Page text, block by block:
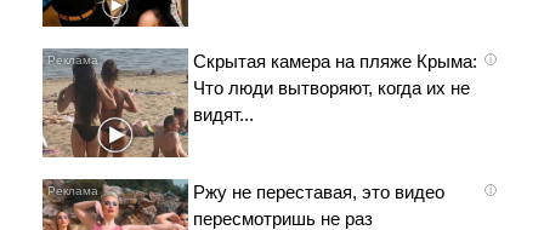
i
Скрытая камера на пляже Крыма:
Что люди вытворяют, когда их не
видят...
i
Ржу не переставая, это видео
пересмотришь не раз